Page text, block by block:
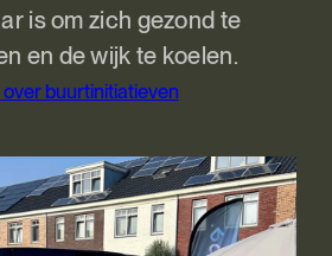
is om zich gezond te
en de wijk te koelen.
buurtinitiatieven